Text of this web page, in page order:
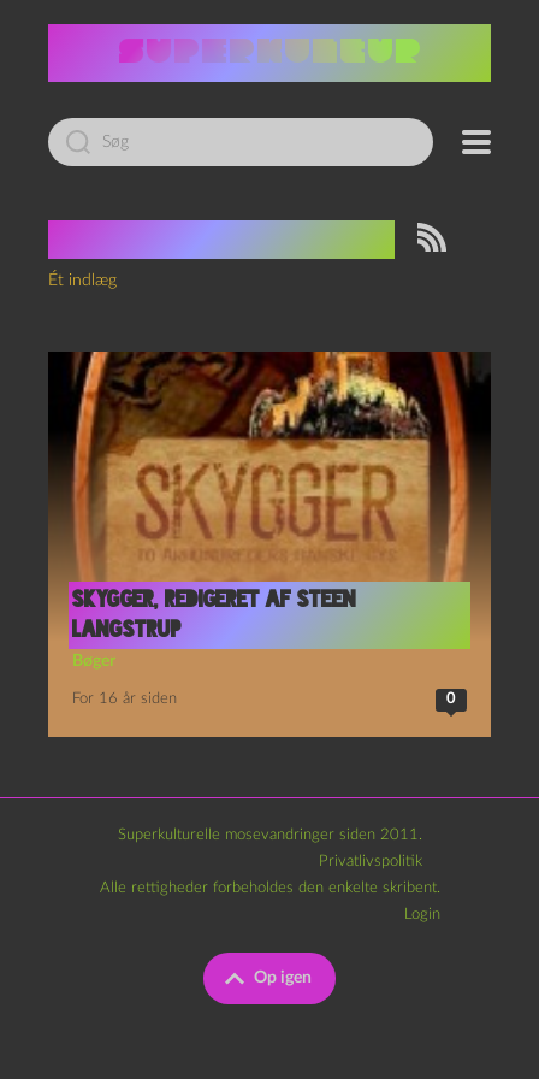
Led
efter:
Ét indlæg
Skygger, redigeret af Steen
Langstrup
Bøger
For 16 år siden 0
Superkulturelle mosevandringer siden 2011.
Privatlivspolitik
Op igen
Alle rettigheder forbeholdes den enkelte skribent.
Login